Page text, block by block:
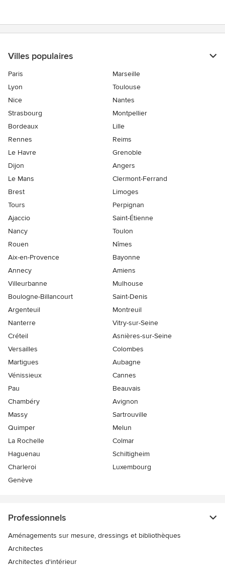
Villes populaires
Paris
Marseille
Lyon
Toulouse
Nice
Nantes
Strasbourg
Montpellier
Bordeaux
Lille
Rennes
Reims
Le Havre
Grenoble
Dijon
Angers
Le Mans
Clermont-Ferrand
Brest
Limoges
Tours
Perpignan
Ajaccio
Saint-Étienne
Nancy
Toulon
Rouen
Nîmes
Aix-en-Provence
Bayonne
Annecy
Amiens
Villeurbanne
Mulhouse
Boulogne-Billancourt
Saint-Denis
Argenteuil
Montreuil
Nanterre
Vitry-sur-Seine
Créteil
Asnières-sur-Seine
Versailles
Colombes
Martigues
Aubagne
Vénissieux
Cannes
Pau
Beauvais
Chambéry
Avignon
Massy
Sartrouville
Quimper
Melun
La Rochelle
Colmar
Haguenau
Schiltigheim
Charleroi
Luxembourg
Genève
Professionnels
Aménagements sur mesure, dressings et bibliothèques
Architectes
Architectes d'intérieur